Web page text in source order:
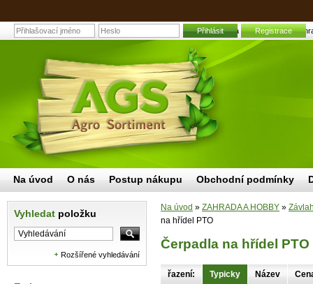
Čerpadla na hřídel PTO |
Přihlásit Registrace
Vyhledat položku
Rozšířené vyhledávání
Na úvod » ZAHRADA A HOBBY »
na hřídel PTO
Čerpadla na hřídel PTO
řazení: Typicky Název
Na úvod O nás Postup nákupu Obchodní podmínky